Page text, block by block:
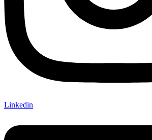
Linkedin